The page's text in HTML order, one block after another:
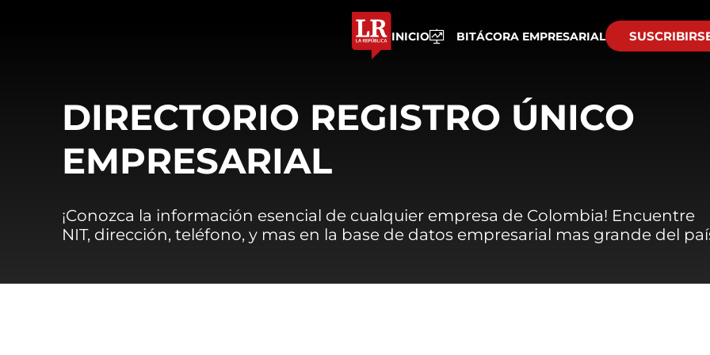
INICIO BITÁCORA EMPRESARIAL
DIRECTORIO REGISTRO ÚNICO
EMPRESARIAL
¡Conozca la información esencial de cualquier empresa de Colombia! Encuentre
NIT, dirección, teléfono, y mas en la base de datos empresarial mas grande del